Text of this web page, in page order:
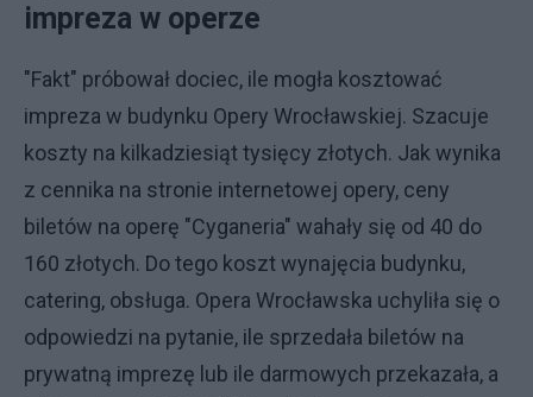
impreza w operze
"Fakt" próbował dociec, ile mogła kosztować
impreza w budynku Opery Wrocławskiej. Szacuje
koszty na kilkadziesiąt tysięcy złotych. Jak wynika
z cennika na stronie internetowej opery, ceny
biletów na operę "Cyganeria" wahały się od 40 do
160 złotych. Do tego koszt wynajęcia budynku,
catering, obsługa. Opera Wrocławska uchyliła się o
odpowiedzi na pytanie, ile sprzedała biletów na
prywatną imprezę lub ile darmowych przekazała, a